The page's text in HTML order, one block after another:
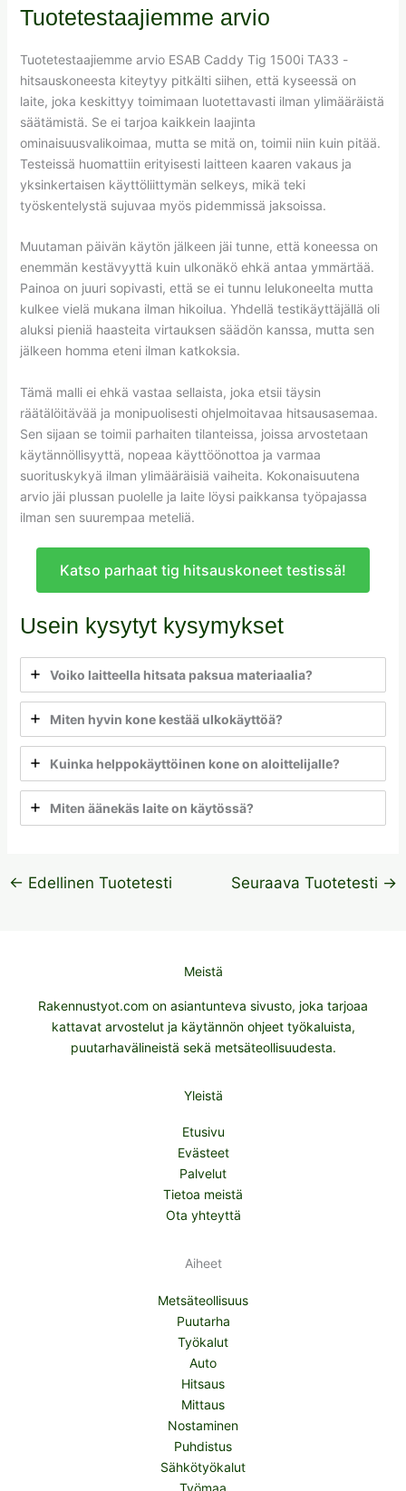
Tuotetestaajiemme arvio
Tuotetestaajiemme arvio ESAB Caddy Tig 1500i TA33 -
hitsauskoneesta kiteytyy pitkälti siihen, että kyseessä on
laite, joka keskittyy toimimaan luotettavasti ilman ylimääräistä
säätämistä. Se ei tarjoa kaikkein laajinta
ominaisuusvalikoimaa, mutta se mitä on, toimii niin kuin pitää.
Testeissä huomattiin erityisesti laitteen kaaren vakaus ja
yksinkertaisen käyttöliittymän selkeys, mikä teki
työskentelystä sujuvaa myös pidemmissä jaksoissa.
Muutaman päivän käytön jälkeen jäi tunne, että koneessa on
enemmän kestävyyttä kuin ulkonäkö ehkä antaa ymmärtää.
Painoa on juuri sopivasti, että se ei tunnu lelukoneelta mutta
kulkee vielä mukana ilman hikoilua. Yhdellä testikäyttäjällä oli
aluksi pieniä haasteita virtauksen säädön kanssa, mutta sen
jälkeen homma eteni ilman katkoksia.
Tämä malli ei ehkä vastaa sellaista, joka etsii täysin
räätälöitävää ja monipuolisesti ohjelmoitavaa hitsausasemaa.
Sen sijaan se toimii parhaiten tilanteissa, joissa arvostetaan
käytännöllisyyttä, nopeaa käyttöönottoa ja varmaa
suorituskykyä ilman ylimääräisiä vaiheita. Kokonaisuutena
arvio jäi plussan puolelle ja laite löysi paikkansa työpajassa
ilman sen suurempaa meteliä.
Katso parhaat tig hitsauskoneet testissä!
Usein kysytyt kysymykset
Voiko laitteella hitsata paksua materiaalia?
Miten hyvin kone kestää ulkokäyttöä?
Kuinka helppokäyttöinen kone on aloittelijalle?
Miten äänekäs laite on käytössä?
← Edellinen Tuotetesti Seuraava Tuotetesti →
Meistä
Rakennustyot.com on asiantunteva sivusto, joka tarjoaa
kattavat arvostelut ja käytännön ohjeet työkaluista,
puutarhavälineistä sekä metsäteollisuudesta.
Yleistä
Etusivu
Evästeet
Palvelut
Tietoa meistä
Ota yhteyttä
Aiheet
Metsäteollisuus
Puutarha
Työkalut
Auto
Hitsaus
Mittaus
Nostaminen
Puhdistus
Sähkötyökalut
Työmaa